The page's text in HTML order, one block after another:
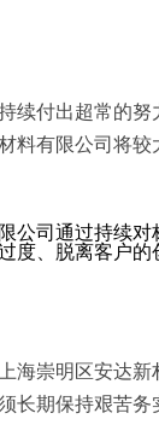
续付出超常的
料有限公司将
公司通过持续
度、脱离客户的
海崇明区安达
长期保持艰苦务